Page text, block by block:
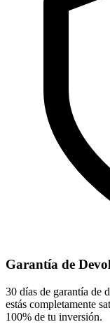
Garantía de
30 días de garantía de
estás completamente
100% de tu inversión.